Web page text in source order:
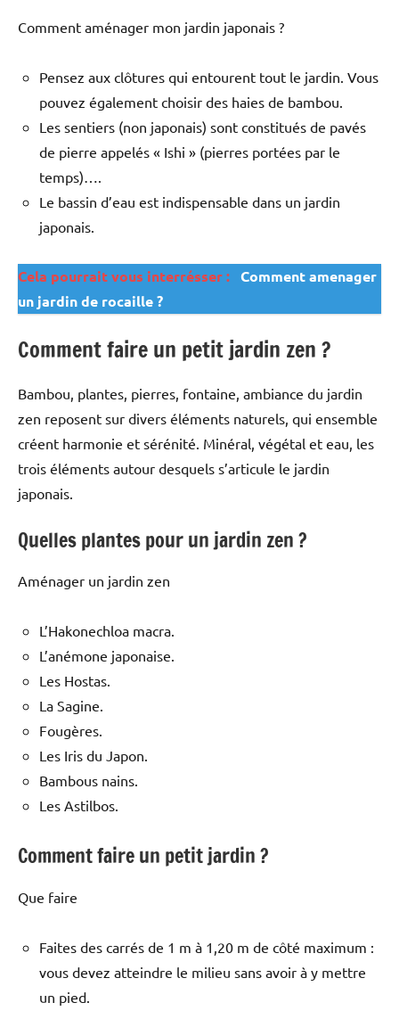
Comment aménager mon jardin japonais ?
Pensez aux clôtures qui entourent tout le jardin. Vous
pouvez également choisir des haies de bambou.
Les sentiers (non japonais) sont constitués de pavés
de pierre appelés « Ishi » (pierres portées par le
temps)….
Le bassin d’eau est indispensable dans un jardin
japonais.
Cela pourrait vous interrésser : Comment amenager
un jardin de rocaille ?
Comment faire un petit jardin zen ?
Bambou, plantes, pierres, fontaine, ambiance du jardin
zen reposent sur divers éléments naturels, qui ensemble
créent harmonie et sérénité. Minéral, végétal et eau, les
trois éléments autour desquels s’articule le jardin
japonais.
Quelles plantes pour un jardin zen ?
Aménager un jardin zen
L’Hakonechloa macra.
L’anémone japonaise.
Les Hostas.
La Sagine.
Fougères.
Les Iris du Japon.
Bambous nains.
Les Astilbos.
Comment faire un petit jardin ?
Que faire
Faites des carrés de 1 m à 1,20 m de côté maximum :
vous devez atteindre le milieu sans avoir à y mettre
un pied.